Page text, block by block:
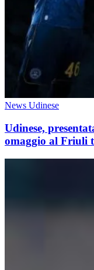
News Udinese
Udinese,
omaggio al Friuli